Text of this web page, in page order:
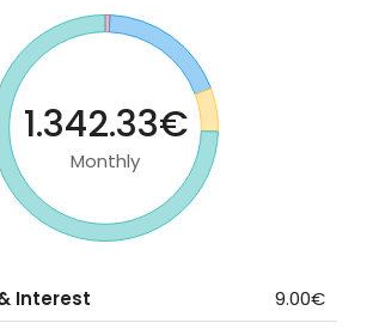
1.342.33€
Monthly
Interest
9.00€